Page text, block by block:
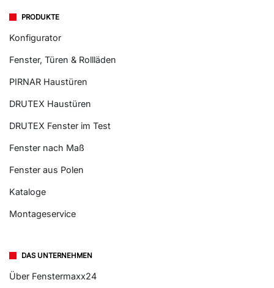
PRODUKTE
Konfigurator
Fenster, Türen & Rollläden
PIRNAR Haustüren
DRUTEX Haustüren
DRUTEX Fenster im Test
Fenster nach Maß
Fenster aus Polen
Kataloge
Montageservice
DAS UNTERNEHMEN
Über Fenstermaxx24